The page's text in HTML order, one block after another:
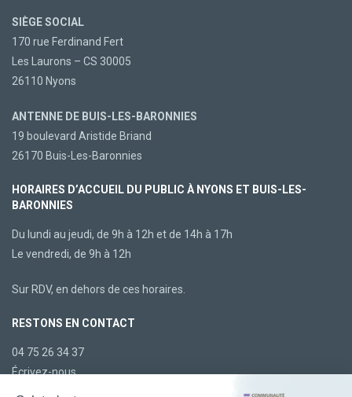
SIÈGE SOCIAL
170 rue Ferdinand Fert
Les Laurons – CS 30005
26110 Nyons
ANTENNE DE BUIS-LES-BARONNIES
19 boulevard Aristide Briand
26170 Buis-Les-Baronnies
HORAIRES D’ACCUEIL DU PUBLIC À NYONS ET BUIS-LES-
BARONNIES
Du lundi au jeudi, de 9h à 12h et de 14h à 17h
Le vendredi, de 9h à 12h
Sur RDV, en dehors de ces horaires.
RESTONS EN CONTACT
04 75 26 34 37
Écrivez-nous